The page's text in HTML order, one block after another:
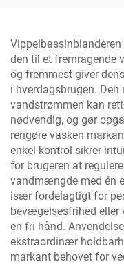
den til et fremragende
og fremmest giver
i hverdagsbrugen.
vandstrømmen kan
nødvendig, og gør
rengøre vasken
enkel kontrol sikrer
for brugeren at
vandmængde med én
især fordelagtigt for
bevægelsesfrihed eller
en fri hånd.
ekstraordinær
markant behovet for